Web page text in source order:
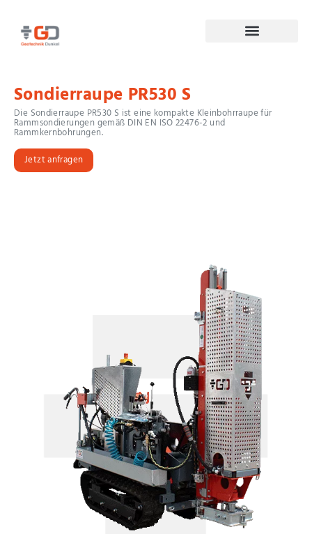
Sondierraupe PR530 S
Die Sondierraupe PR530 S ist eine kompakte Kleinbohrraupe für
Rammsondierungen gemäß DIN EN ISO 22476-2 und
Rammkernbohrungen.
Jetzt anfragen